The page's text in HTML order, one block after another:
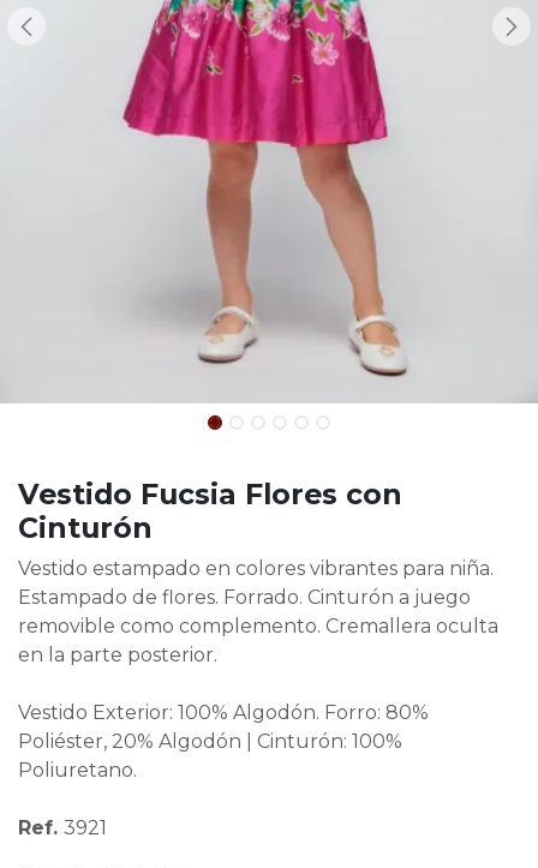
Vestido Fucsia Flores con
Cinturón
Vestido estampado en colores vibrantes para niña.
Estampado de flores. Forrado. Cinturón a juego
removible como complemento. Cremallera oculta
en la parte posterior.
Vestido Exterior: 100% Algodón. Forro: 80%
Poliéster, 20% Algodón | Cinturón: 100%
Poliuretano.
Ref. 3921